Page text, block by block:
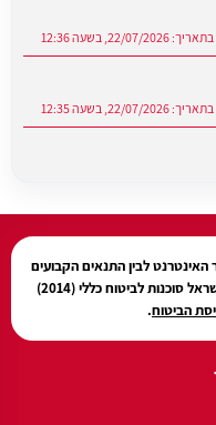
בתאריך: 22/07/2026, בשעה 12:35
בתאריך:27/07/2026, בשעה 12:31
לבין התנאים הקבועים
בפוליסת הביטוח של חברת PassportCard ישראל סוכנות לביטוח כללי (2014)
הביטוח.